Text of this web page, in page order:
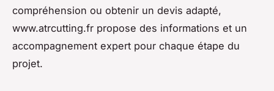
compréhension ou obtenir un devis adapté,
www.atrcutting.fr propose des informations et un
accompagnement expert pour chaque étape du
projet.